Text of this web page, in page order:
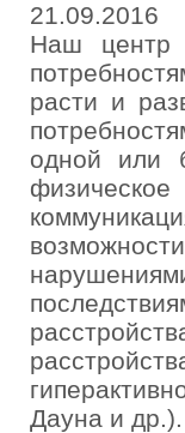
21.09.2016
Наш центр
расти и
одной или
Дауна и др.).